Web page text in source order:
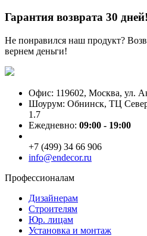
Гарантия возврата 30 дней!
Не понравился наш продукт?
вернем деньги!
Офис: 119602, Москва, ул.
Шоурум: Обнинск, ТЦ
1.7
Ежедневно: 09:00 - 19:00
+7 (499) 34 66 906
info@endecor.ru
Профессионалам
Дизайнерам
Строителям
Юр. лицам
Установка и монтаж